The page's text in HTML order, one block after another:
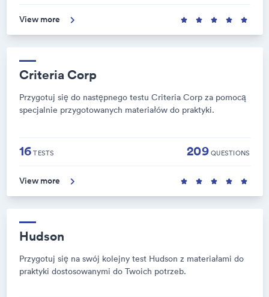
View more
Criteria Corp
Przygotuj się do następnego testu Criteria Corp za pomocą
specjalnie przygotowanych materiałów do praktyki.
16TESTS 209QUESTIONS
View more
Hudson
Przygotuj się na swój kolejny test Hudson z materiałami do
praktyki dostosowanymi do Twoich potrzeb.